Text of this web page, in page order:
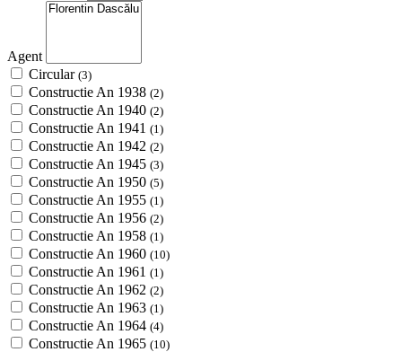
Agent
Circular (3)
Constructie An 1938 (2)
Constructie An 1940 (2)
Constructie An 1941 (1)
Constructie An 1942 (2)
Constructie An 1945 (3)
Constructie An 1950 (5)
Constructie An 1955 (1)
Constructie An 1956 (2)
Constructie An 1958 (1)
Constructie An 1960 (10)
Constructie An 1961 (1)
Constructie An 1962 (2)
Constructie An 1963 (1)
Constructie An 1964 (4)
Constructie An 1965 (10)